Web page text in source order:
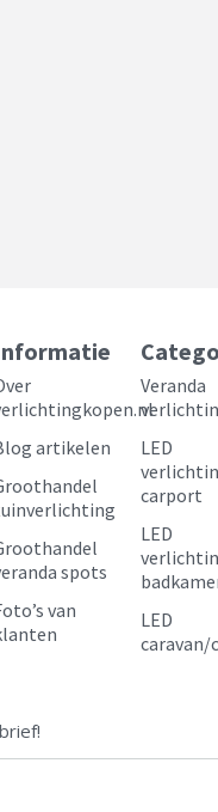
artikelen
spots
van
Veranda
LED
carport
LED
LED